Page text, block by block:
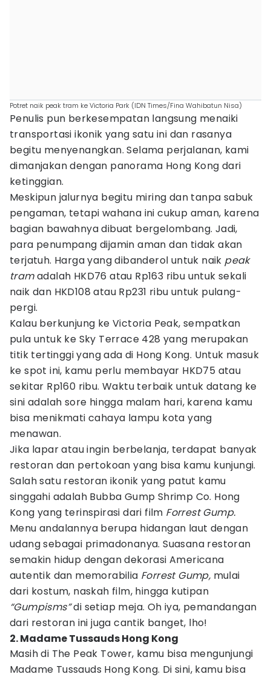
Potret naik peak tram ke Victoria Park (IDN Times/Fina Wahibatun Nisa)
Penulis pun berkesempatan langsung menaiki
transportasi ikonik yang satu ini dan rasanya
begitu menyenangkan. Selama perjalanan, kami
dimanjakan dengan panorama Hong Kong dari
ketinggian.
Meskipun jalurnya begitu miring dan tanpa sabuk
pengaman, tetapi wahana ini cukup aman, karena
bagian bawahnya dibuat bergelombang. Jadi,
para penumpang dijamin aman dan tidak akan
terjatuh. Harga yang dibanderol untuk naik peak
tramadalah HKD76 atau Rp163 ribu untuk sekali
naik dan HKD108 atau Rp231 ribu untuk pulang-
pergi.
Kalau berkunjung ke Victoria Peak, sempatkan
pula untuk ke Sky Terrace 428 yang merupakan
titik tertinggi yang ada di Hong Kong. Untuk masuk
ke spot ini, kamu perlu membayar HKD75 atau
sekitar Rp160 ribu. Waktu terbaik untuk datang ke
sini adalah sore hingga malam hari, karena kamu
bisa menikmati cahaya lampu kota yang
menawan.
Jika lapar atau ingin berbelanja, terdapat banyak
restoran dan pertokoan yang bisa kamu kunjungi.
Salah satu restoran ikonik yang patut kamu
singgahi adalah Bubba Gump Shrimp Co. Hong
Kong yang terinspirasi dari film Forrest Gump.
Menu andalannya berupa hidangan laut dengan
udang sebagai primadonanya. Suasana restoran
semakin hidup dengan dekorasi Americana
autentik dan memorabilia Forrest Gump, mulai
dari kostum, naskah film, hingga kutipan
“Gumpisms”di setiap meja. Oh iya, pemandangan
dari restoran ini juga cantik banget, lho!
2. Madame Tussauds Hong Kong
Masih di The Peak Tower, kamu bisa mengunjungi
Madame Tussauds Hong Kong. Di sini, kamu bisa